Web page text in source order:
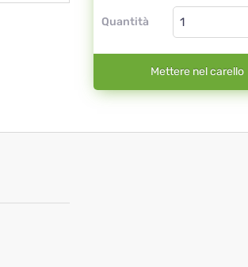
Quantità
Mettere nel carello